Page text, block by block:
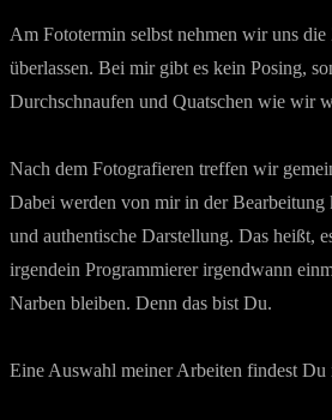
Am Fototermin selbst nehmen wir uns
überlassen. Bei mir gibt es kein Posing,
Durchschnaufen und Quatschen wie wir
Nach dem Fotografieren treffen wir
Dabei werden von mir in der
und authentische Darstellung. Das heißt,
irgendein Programmierer irgendwann
Narben bleiben. Denn das bist Du.
Eine Auswahl meiner Arbeiten findest Du